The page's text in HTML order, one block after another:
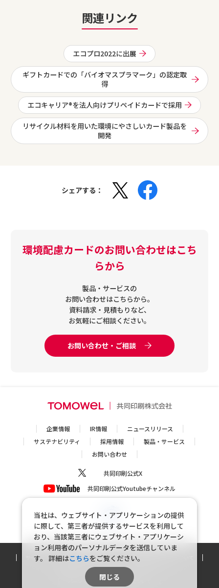
関連リンク
エコプロ2022に出展
ギフトカードでの「バイオマスプラマーク」の認定取
得
エコキャリア®を法人向けプリペイドカードで採用
リサイクル材料を用いた環境にやさしいカード製品を
開発
シェアする：
環境配慮カードのお問い合わせはこち
らから
製品・サービスの
お問い合わせはこちらから。
資料請求・見積もりなど、
お気軽にご相談ください。
お問い合わせ・ご相談
企業情報 IR情報
ニュースリリース
サステナビリティ
採用情報
製品・サービス
お問い合わせ
共同印刷公式X
共同印刷公式Youtubeチャンネル
サイトマップ 個人情報保護方針
個人情報の取り扱いについて
ソーシャルメディアポリシー
パーソナルデータの外部送信について
当社は、ウェブサイト・アプリケーションの提供
に際して、第三者が提供するサービスを利用して
おり、当該第三者にウェブサイト・アプリケーシ
ョン利用者のパーソナルデータを送信していま
す。 詳細はこちらをご覧ください。
閉じる